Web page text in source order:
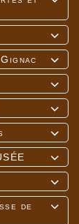








de